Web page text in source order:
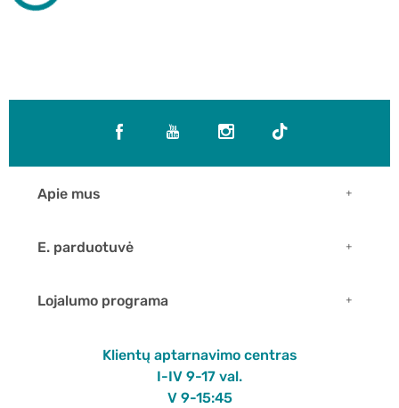
Apie mus
E. parduotuvė
Lojalumo programa
Klientų aptarnavimo centras
I-IV 9-17 val.
V 9-15:45